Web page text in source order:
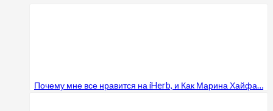
Почему мне все нравится на iHerb, и Как Марина Хайфа…